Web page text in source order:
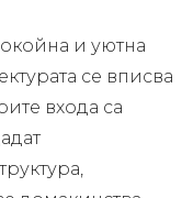
и уютна
се вписва
входа са